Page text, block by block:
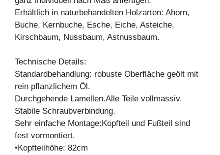
Erhältlich in naturbehandelten Holzarten: Ahorn,
Buche, Kernbuche, Esche, Eiche, Asteiche,
Kirschbaum, Nussbaum, Astnussbaum.
Technische Details:
Standardbehandlung: robuste Oberfläche geölt mit
rein pflanzlichem Öl.
Durchgehende Lamellen.Alle Teile vollmassiv.
Stabile Schraubverbindung.
Sehr einfache Montage:Kopfteil und Fußteil sind
fest vormontiert.
•Kopfteilhöhe: 82cm